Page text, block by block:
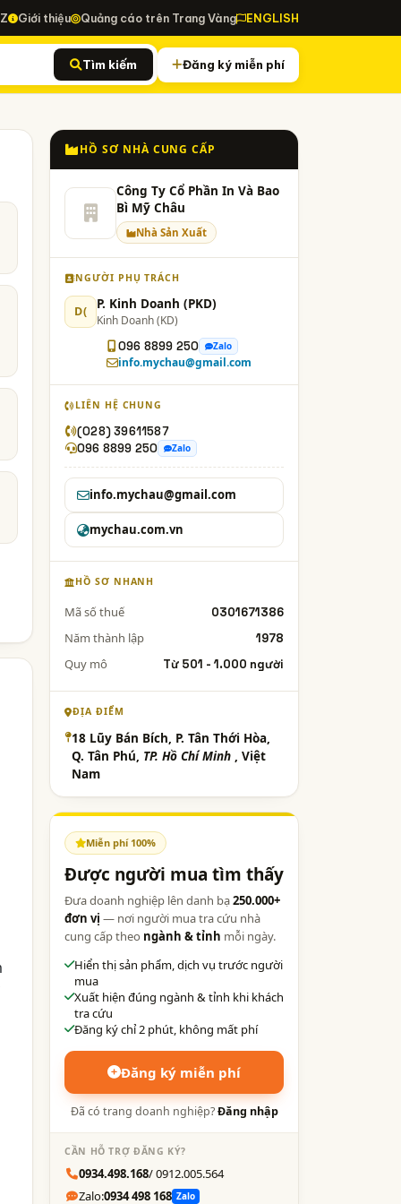
Giới thiệu Quảng cáo trên Trang Vàng ENGLISH
Tìm kiếm Đăng ký miễn phí
HỒ SƠ NHÀ CUNG CẤP
Công Ty Cổ Phần In Và Bao
Bì Mỹ Châu
Nhà Sản Xuất
NGƯỜI PHỤ TRÁCH
D( P. Kinh Doanh (PKD)
Kinh Doanh (KD)
096 8899 250
Zalo
info.mychau@gmail.com
LIÊN HỆ CHUNG
(028) 39611587
096 8899 250
Zalo
info.mychau@gmail.com
mychau.com.vn
HỒ SƠ NHANH
Mã số thuế 0301671386
Năm thành lập 1978
Quy mô Từ 501 - 1.000 người
ĐỊA ĐIỂM
18 Lũy Bán Bích, P. Tân Thới Hòa,
Q. Tân Phú, TP. Hồ Chí Minh , Việt
Nam
Miễn phí 100%
Được người mua tìm thấy
Đưa doanh nghiệp lên danh bạ250.000+
đơn vị — nơi người mua tra cứu nhà
cung cấp theo ngành & tỉnh mỗi ngày.
Hiển thị sản phẩm, dịch vụ trước người
mua
Xuất hiện đúng ngành & tỉnh khi khách
tra cứu
Đăng ký chỉ 2 phút, không mất phí
Đăng ký miễn phí
Đã có trang doanh nghiệp?Đăng nhập
CẦN HỖ TRỢ ĐĂNG KÝ?
0934.498.168/ 0912.005.564
Zalo:0934 498 168 Zalo